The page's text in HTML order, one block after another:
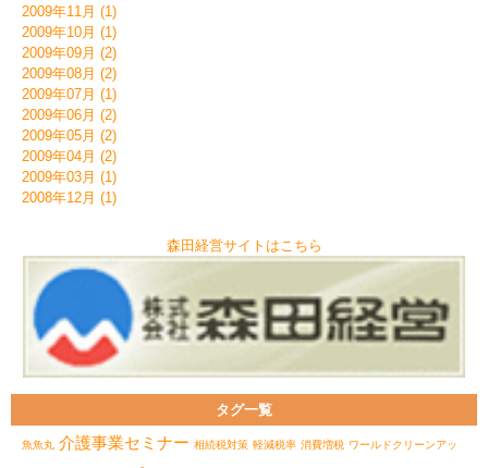
2009年11月 (1)
2009年10月 (1)
2009年09月 (2)
2009年08月 (2)
2009年07月 (1)
2009年06月 (2)
2009年05月 (2)
2009年04月 (2)
2009年03月 (1)
2008年12月 (1)
森田経営サイトはこちら
タグ一覧
魚魚丸 介護事業セミナー 相続税対策 軽減税率 消費増税 ワールドクリーンアッ